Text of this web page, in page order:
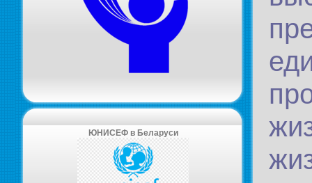
ЮНИСЕФ в Беларуси